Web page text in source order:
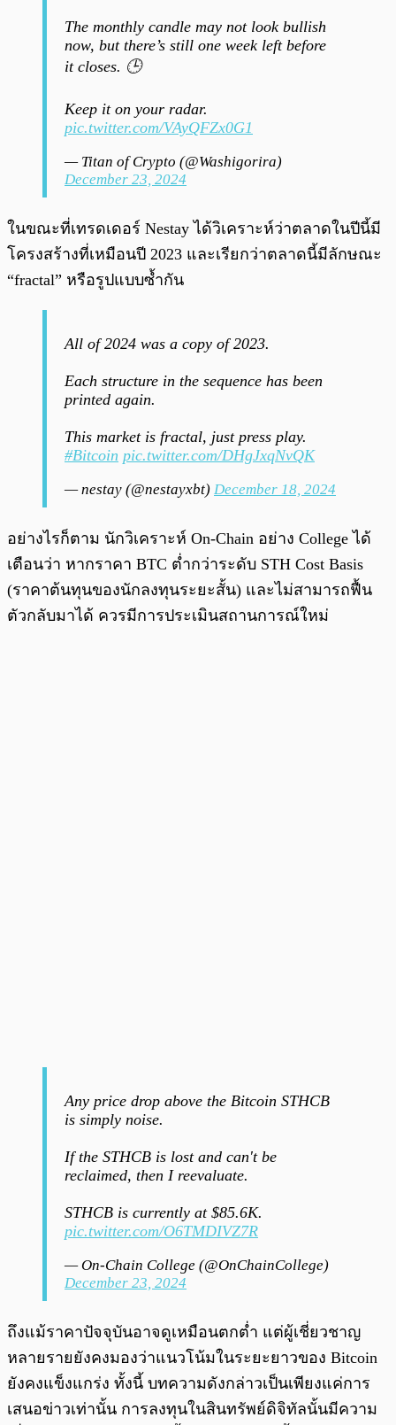
The monthly candle may not look bullish
now, but there’s still one week left before
it closes. 🕒
Keep it on your radar.
pic.twitter.com/VAyQFZx0G1
— Titan of Crypto (@Washigorira)
December 23, 2024
ในขณะที่เทรดเดอร์ Nestay ได้วิเคราะห์ว่าตลาดในปีนี้มี
โครงสร้างที่เหมือนปี 2023 และเรียกว่าตลาดนี้มีลักษณะ
“fractal” หรือรูปแบบซ้ำกัน
All of 2024 was a copy of 2023.
Each structure in the sequence has been
printed again.
This market is fractal, just press play.
#Bitcoin pic.twitter.com/DHgJxqNvQK
— nestay (@nestayxbt) December 18, 2024
อย่างไรก็ตาม นักวิเคราะห์ On-Chain อย่าง College ได้
เตือนว่า หากราคา BTC ต่ำกว่าระดับ STH Cost Basis
(ราคาต้นทุนของนักลงทุนระยะสั้น) และไม่สามารถฟื้น
ตัวกลับมาได้ ควรมีการประเมินสถานการณ์ใหม่
Any price drop above the Bitcoin STHCB
is simply noise.
If the STHCB is lost and can't be
reclaimed, then I reevaluate.
STHCB is currently at $85.6K.
pic.twitter.com/O6TMDIVZ7R
— On-Chain College (@OnChainCollege)
December 23, 2024
ถึงแม้ราคาปัจจุบันอาจดูเหมือนตกต่ำ แต่ผู้เชี่ยวชาญ
หลายรายยังคงมองว่าแนวโน้มในระยะยาวของ Bitcoin
ยังคงแข็งแกร่ง ทั้งนี้ บทความดังกล่าวเป็นเพียงแค่การ
เสนอข่าวเท่านั้น การลงทุนในสินทรัพย์ดิจิทัลนั้นมีความ